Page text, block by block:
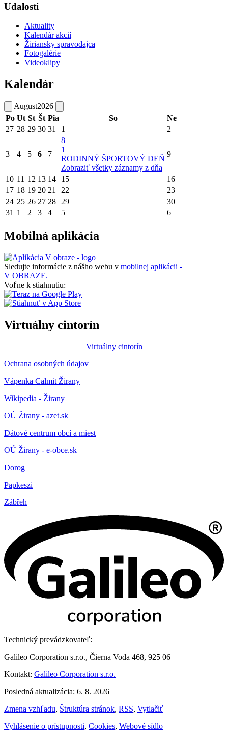
Udalosti
Aktuality
Kalendár akcií
Žiriansky spravodajca
Fotogalérie
Videoklipy
Kalendár
August2026
Po Ut St Št Pia So
Ne
27 28 29 30 31 1 2
3 4 5 6 7
8
1
RODINNÝ ŠPORTOVÝ DEŇ
Zobraziť všetky záznamy z dňa
9
10 11 12 13 14 15
16
17 18 19 20 21 22
23
24 25 26 27 28 29
30
31 1 2 3 4 5 6
Mobilná aplikácia
Sledujte informácie z nášho webu v mobilnej aplikácii -
V OBRAZE.
Voľne k stiahnutiu:
Virtuálny cintorín
Virtuálny cintorín
Ochrana osobných údajov
Vápenka Calmit Žirany
Wikipedia - Žirany
OÚ Žirany - azet.sk
Dátové centrum obcí a miest
OÚ Žirany - e-obce.sk
Dorog
Papkeszi
Zábřeh
Technický prevádzkovateľ:
Galileo Corporation s.r.o., Čierna Voda 468, 925 06
Kontakt: Galileo Corporation s.r.o.
Posledná aktualizácia: 6. 8. 2026
Zmena vzhľadu, Štruktúra stránok, RSS, Vytlačiť
Vyhlásenie o prístupnosti, Cookies, Webové sídlo